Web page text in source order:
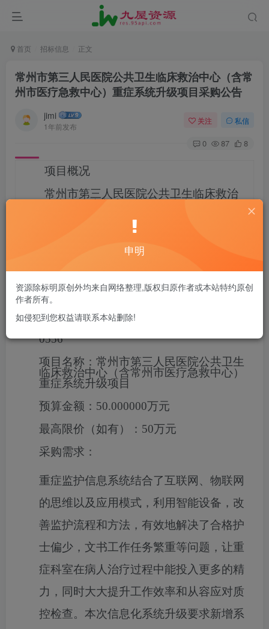
首页 招标信息 正文
常州市第三人民医院公共卫生临床救治中心（含常
州市医疗急救中心）重症系统升级项目采购公告
jimi
1年前发布
关注 私信
0 87 8
项目概况
常州市第三人民医院公共卫生临床救治
招标项目的潜在投标人应在
云”政府采购一体化平台
2025-02-07 09:30
一、项目基本情况
0556
项目名称： 常州市第三人民医院公共卫生
临床救治中心（含常州市医疗急救中心）
重症系统升级项目
预算金额： 50.000000万元
最高限价（如有）： 50万元
采购需求：
重症监护信息系统结合了互联网、物联网
的思维以及应用模式，利用智能设备，改
善监护流程和方法，有效地解决了合格护
士偏少，文书工作任务繁重等问题，让重
症科室在病人治疗过程中能投入更多的精
力，同时大大提升工作效率和从容应对质
控检查。本次信息化系统升级要求新增系
申明
资源除标明原创外均来自网络整理,版权归原作者或本站特约原创
作者所有。
如侵犯到您权益请联系本站删除!